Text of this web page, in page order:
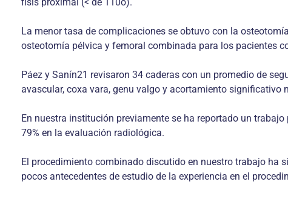
La menor tasa de complicaciones se obtuvo con la
osteotomía pélvica y femoral combinada para los pacientes
Páez y Sanín21 revisaron 34 caderas con un promedio de
avascular, coxa vara, genu valgo y acortamiento significativo
En nuestra institución previamente se ha reportado un
79% en la evaluación radiológica.
El procedimiento combinado discutido en nuestro trabajo ha
pocos antecedentes de estudio de la experiencia en el